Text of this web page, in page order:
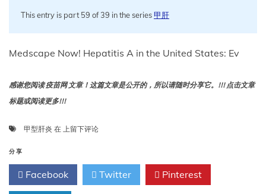
This entry is part 59 of 39 in the series甲肝
Medscape Now! Hepatitis A in the United States: Ev
感谢您阅读 疫苗网 文章！这篇文章是公开的，所以请随时分享它。!!! 点击文章
标题或阅读更多!!!
甲型肝炎 在 Medscape
美
国
甲
上留下评论
分享
Facebook Twitter Pinterest